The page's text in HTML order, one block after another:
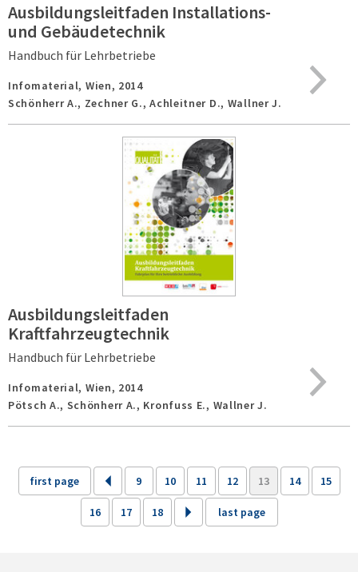
Ausbildungsleitfaden Installations-
und Gebäudetechnik
Handbuch für Lehrbetriebe
Infomaterial, Wien, 2014
Schönherr A., Zechner G., Achleitner D., Wallner J.
Ausbildungsleitfaden
Kraftfahrzeugtechnik
Handbuch für Lehrbetriebe
Infomaterial, Wien, 2014
Pötsch A., Schönherr A., Kronfuss E., Wallner J.
first page 9 10 11 12 13 14 15
16 17 18 last page